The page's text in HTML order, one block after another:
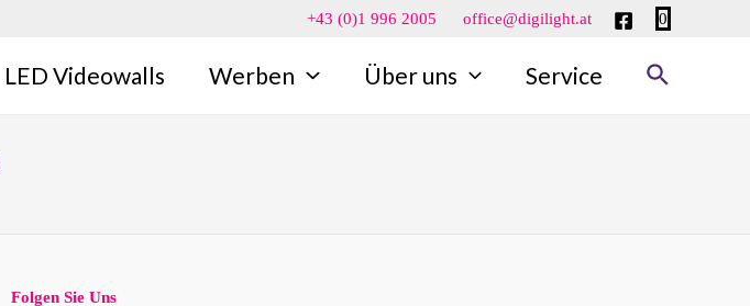
+43 (0)1 996 2005 office@digilight.at 0
LED Videowalls Werben Über uns Service Suche
Folgen Sie Uns